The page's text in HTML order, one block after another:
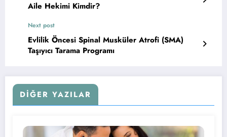
Aile Hekimi Kimdir?
Next post
Evlilik Öncesi Spinal Musküler Atrofi (SMA)
Taşıyıcı Tarama Programı
DIĞER YAZILAR